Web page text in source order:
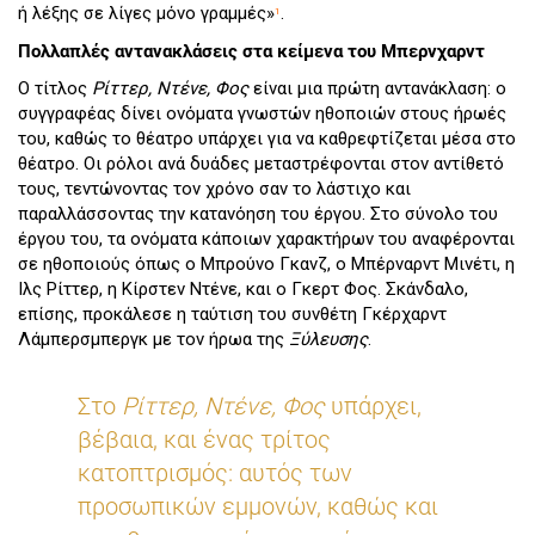
ή λέξης σε λίγες μόνο γραμμές»1 .
Πολλαπλές αντανακλάσεις στα κείμενα του Μπερνχαρντ
Ο τίτλος Ρίττερ, Ντένε, Φοςείναι μια πρώτη αντανάκλαση: ο
συγγραφέας δίνει ονόματα γνωστών ηθοποιών στους ήρωές
του, καθώς το θέατρο υπάρχει για να καθρεφτίζεται μέσα στο
θέατρο. Οι ρόλοι ανά δυάδες μεταστρέφονται στον αντίθετό
τους, τεντώνοντας τον χρόνο σαν το λάστιχο και
παραλλάσσοντας την κατανόηση του έργου. Στο σύνολο του
έργου του, τα ονόματα κάποιων χαρακτήρων του αναφέρονται
σε ηθοποιούς όπως ο Μπρούνο Γκανζ, ο Μπέρναρντ Μινέτι, η
Ιλς Ρίττερ, η Κίρστεν Ντένε, και ο Γκερτ Φος. Σκάνδαλο,
επίσης, προκάλεσε η ταύτιση του συνθέτη Γκέρχαρντ
Λάμπερσμπεργκ με τον ήρωα της Ξύλευσης.
Στο Ρίττερ, Ντένε, Φοςυπάρχει,
βέβαια, και ένας τρίτος
κατοπτρισμός: αυτός των
προσωπικών εμμονών, καθώς και